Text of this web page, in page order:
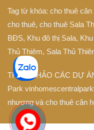
Tag từ khóa: cho thuê căn
cho thuê, cho thuê Sala
BĐS, Khu đô thị Sala,
Thủ Thiêm, Sala Thủ
THAM KHẢO CÁC DỰ
Park
nhượng và cho thuê căn